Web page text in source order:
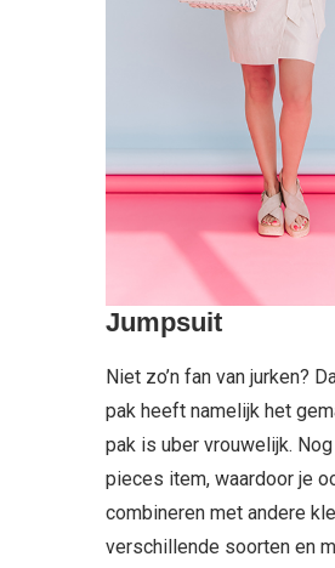
Jumpsuit
Niet zo’n fan van jurken?
pak heeft namelijk het
pak is uber vrouwelijk.
pieces item, waardoor je
combineren met andere
verschillende soorten en